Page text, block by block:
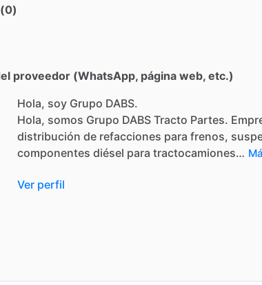
proveedor (WhatsApp, página web, etc.)
Hola, soy Grupo DABS.
Hola, somos Grupo DABS Tracto Partes.
distribución de refacciones para frenos,
componentes diésel para tractocamiones…
Ver perfil